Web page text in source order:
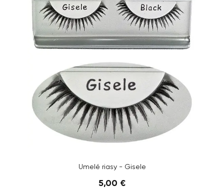
Umelé riasy - Gisele
5,00 €